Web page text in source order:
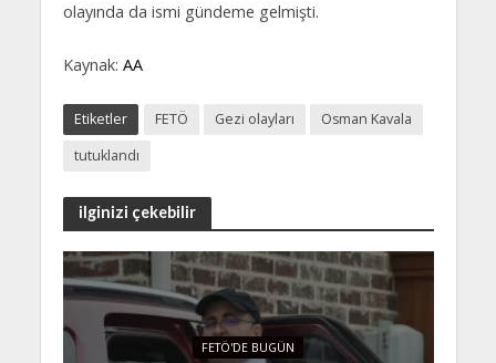
olayında da ismi gündeme gelmişti.
Kaynak: AA
Etiketler FETÖ Gezi olayları
Osman Kavala
tutuklandı
ilginizi çekebilir
FETÖ'DE BUGÜN